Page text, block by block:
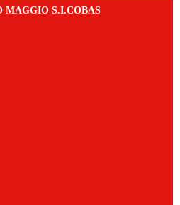
MAGGIO S.I.COBAS